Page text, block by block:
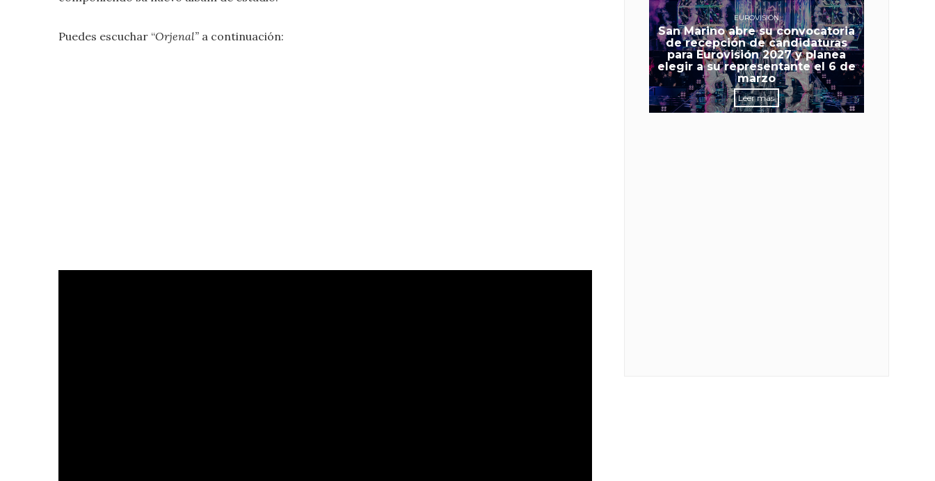
Puedes escuchar “Orjenal” a continuación:
EUROVISIÓN
San Marino abre su convocatoria
de recepción de candidaturas
para Eurovisión 2027 y planea
elegir a su representante el 6 de
marzo
Leer más